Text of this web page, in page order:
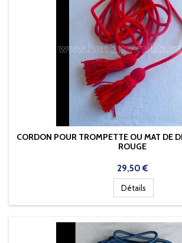
CORDON POUR TROMPETTE OU MAT DE
ROUGE
Prix
29,50 €
Détails